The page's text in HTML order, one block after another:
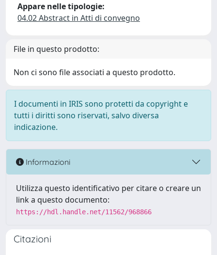
Appare nelle tipologie:
04.02 Abstract in Atti di convegno
File in questo prodotto:
Non ci sono file associati a questo prodotto.
I documenti in IRIS sono protetti da copyright e
tutti i diritti sono riservati, salvo diversa
indicazione.
Informazioni
Utilizza questo identificativo per citare o creare un
link a questo documento:
https://hdl.handle.net/11562/968866
Citazioni